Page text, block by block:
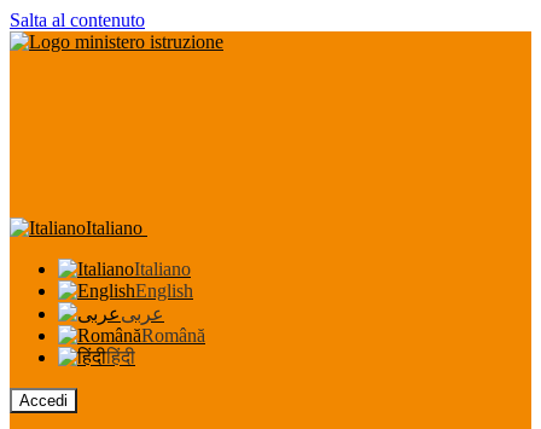
Salta al contenuto
Italiano
Italiano
English
عربى
Română
हिंदी
Accedi